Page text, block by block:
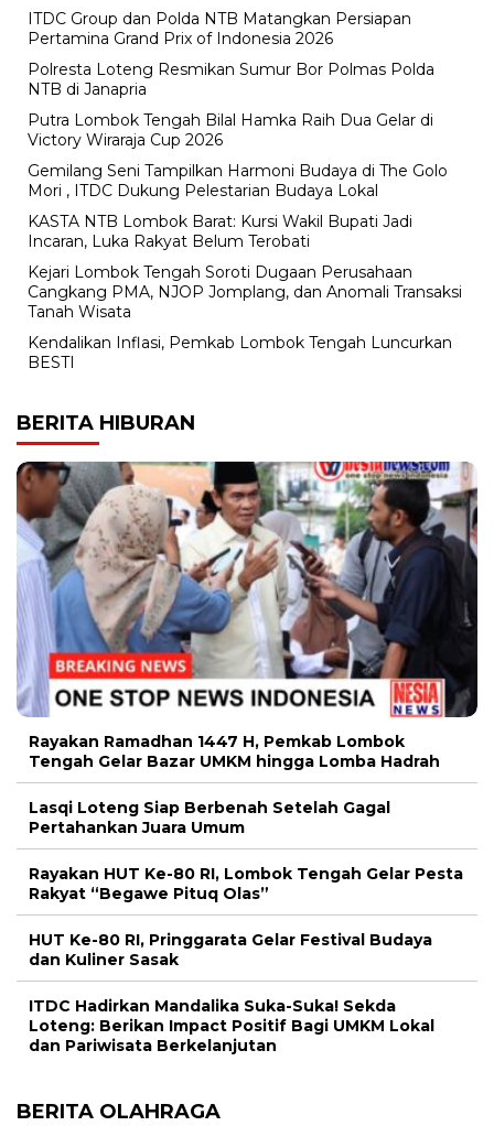
ITDC Group dan Polda NTB Matangkan Persiapan
Pertamina Grand Prix of Indonesia 2026
Polresta Loteng Resmikan Sumur Bor Polmas Polda
NTB di Janapria
Putra Lombok Tengah Bilal Hamka Raih Dua Gelar di
Victory Wiraraja Cup 2026
Gemilang Seni Tampilkan Harmoni Budaya di The Golo
Mori , ITDC Dukung Pelestarian Budaya Lokal
KASTA NTB Lombok Barat: Kursi Wakil Bupati Jadi
Incaran, Luka Rakyat Belum Terobati
Kejari Lombok Tengah Soroti Dugaan Perusahaan
Cangkang PMA, NJOP Jomplang, dan Anomali Transaksi
Tanah Wisata
Kendalikan Inflasi, Pemkab Lombok Tengah Luncurkan
BESTI
BERITA HIBURAN
Rayakan Ramadhan 1447 H, Pemkab Lombok
Tengah Gelar Bazar UMKM hingga Lomba Hadrah
Lasqi Loteng Siap Berbenah Setelah Gagal
Pertahankan Juara Umum
Rayakan HUT Ke-80 RI, Lombok Tengah Gelar Pesta
Rakyat “Begawe Pituq Olas”
HUT Ke-80 RI, Pringgarata Gelar Festival Budaya
dan Kuliner Sasak
ITDC Hadirkan Mandalika Suka-Suka! Sekda
Loteng: Berikan Impact Positif Bagi UMKM Lokal
dan Pariwisata Berkelanjutan
BERITA OLAHRAGA